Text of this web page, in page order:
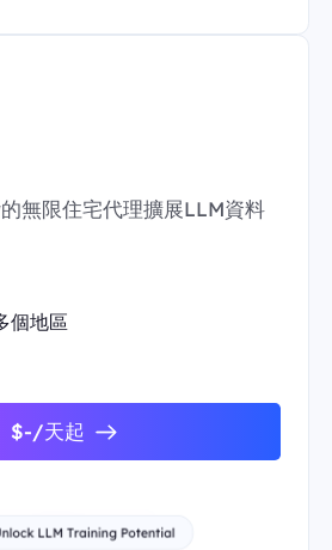
無限住宅代理擴展LLM資料
個地區
$-/天起